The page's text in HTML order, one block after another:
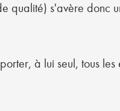
qualité) s'avère donc
à lui seul, tous les